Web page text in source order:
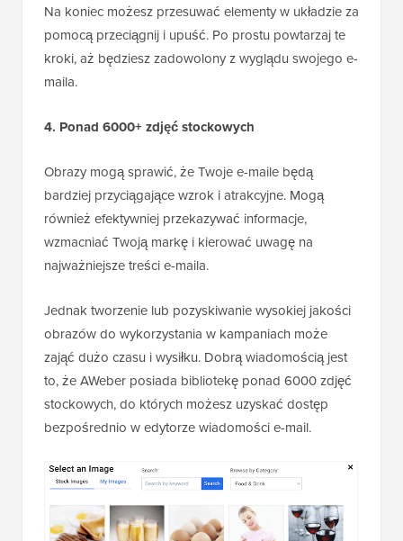
Na koniec możesz przesuwać elementy w układzie za
pomocą przeciągnij i upuść. Po prostu powtarzaj te
kroki, aż będziesz zadowolony z wyglądu swojego e-
maila.
4. Ponad 6000+ zdjęć stockowych
Obrazy mogą sprawić, że Twoje e-maile będą
bardziej przyciągające wzrok i atrakcyjne. Mogą
również efektywniej przekazywać informacje,
wzmacniać Twoją markę i kierować uwagę na
najważniejsze treści e-maila.
Jednak tworzenie lub pozyskiwanie wysokiej jakości
obrazów do wykorzystania w kampaniach może
zająć dużo czasu i wysiłku. Dobrą wiadomością jest
to, że AWeber posiada bibliotekę ponad 6000 zdjęć
stockowych, do których możesz uzyskać dostęp
bezpośrednio w edytorze wiadomości e-mail.